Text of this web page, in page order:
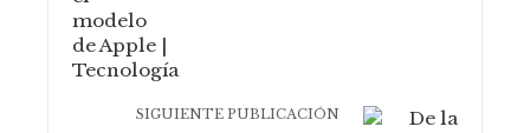
SIGUIENTE PUBLICACIÓN